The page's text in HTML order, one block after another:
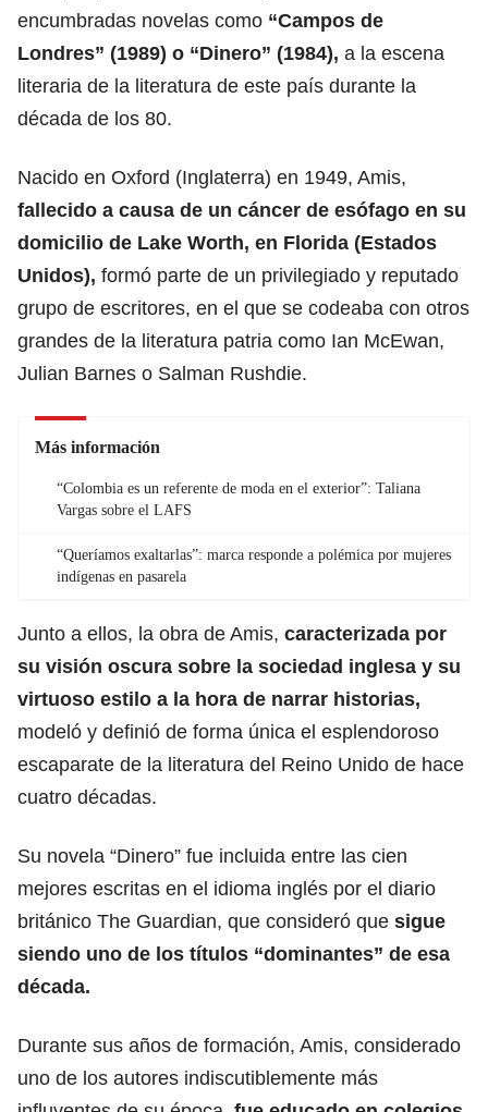
encumbradas novelas como “Campos de
Londres” (1989) o “Dinero” (1984), a la escena
literaria de la literatura de este país durante la
década de los 80.
Nacido en Oxford (Inglaterra) en 1949, Amis,
fallecido a causa de un cáncer de esófago en su
domicilio de Lake Worth, en Florida (Estados
Unidos), formó parte de un privilegiado y reputado
grupo de escritores, en el que se codeaba con otros
grandes de la literatura patria como Ian McEwan,
Julian Barnes o Salman Rushdie.
Más información
“Colombia es un referente de moda en el exterior”: Taliana
Vargas sobre el LAFS
“Queríamos exaltarlas”: marca responde a polémica por mujeres
indígenas en pasarela
Junto a ellos, la obra de Amis, caracterizada por
su visión oscura sobre la sociedad inglesa y su
virtuoso estilo a la hora de narrar historias,
modeló y definió de forma única el esplendoroso
escaparate de la literatura del Reino Unido de hace
cuatro décadas.
Su novela “Dinero” fue incluida entre las cien
mejores escritas en el idioma inglés por el diario
británico The Guardian, que consideró que sigue
siendo uno de los títulos “dominantes” de esa
década.
Durante sus años de formación, Amis, considerado
uno de los autores indiscutiblemente más